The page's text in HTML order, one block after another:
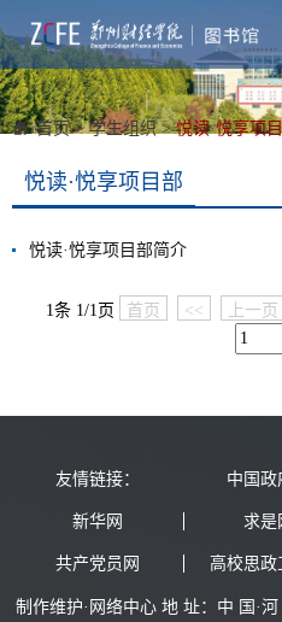
首页>学生组织>悦读·悦享项
悦读·悦享项目部
悦读·悦享项目部简介
1条 1/1页 首页 << 上一页
友情链接： 中国政
新华网 求是
共产党员网 高校思政
制作维护·网络中心 地 址：中 国·